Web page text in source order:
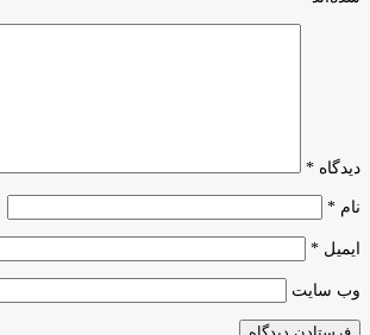
دیدگاه *
نام *
ایمیل *
وب‌ سایت